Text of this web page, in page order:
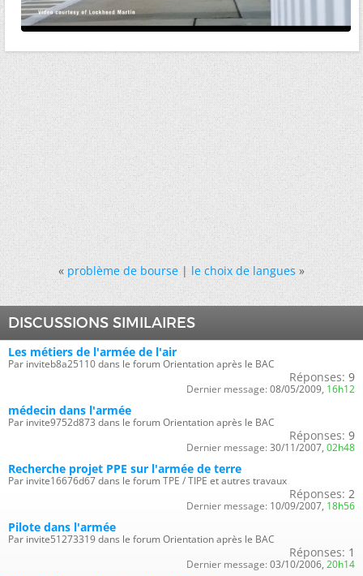
« problème de bourse|le choix de langues »
DISCUSSIONS SIMILAIRES
Les métiers de l'armée de l'air
Par inviteb8a25110 dans le forum Orientation après le BAC
Réponses: 9
Dernier message: 08/05/2009, 16h12
médecin dans l'armée
Par invite9752d873 dans le forum Orientation après le BAC
Réponses: 9
Dernier message: 30/11/2007, 02h48
Recherche projet PPE sur l'armée de terre
Par invite16676d67 dans le forum TPE / TIPE et autres travaux
Réponses: 2
Dernier message: 10/09/2007, 18h56
Pilote dans l'armée
Par invite51273319 dans le forum Orientation après le BAC
Réponses: 1
Dernier message: 03/10/2006, 20h14